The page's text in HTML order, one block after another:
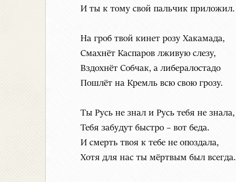
И ты к тому свой пальчик приложил.
На гроб твой кинет розу Хакамада,
Смахнёт Каспаров лживую слезу,
Вздохнёт Собчак, а либералостадо
Пошлёт на Кремль всю свою грозу.
Ты Русь не знал и Русь тебя не знала,
Тебя забудут быстро – вот беда.
И смерть твоя к тебе не опоздала,
Хотя для нас ты мёртвым был всегда.